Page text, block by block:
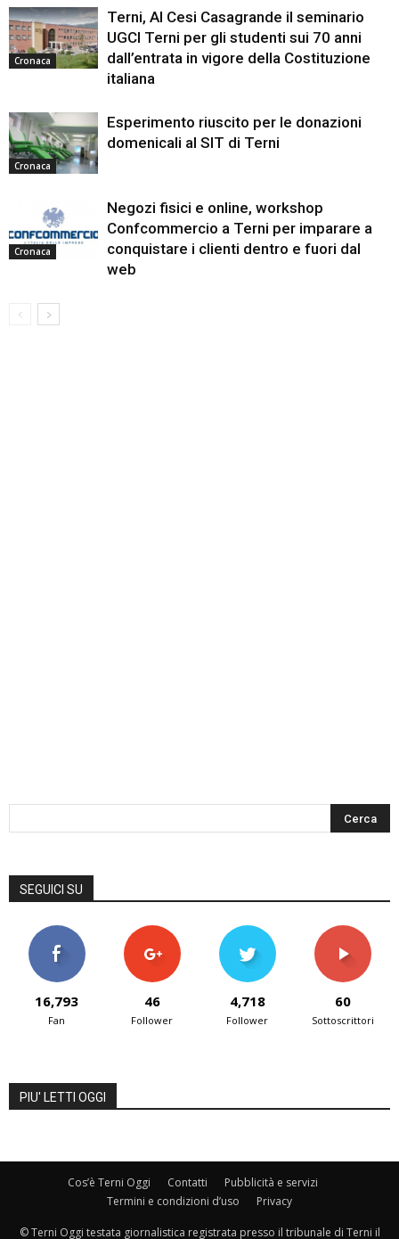
Cronaca
Terni, Al Cesi Casagrande il seminario
UGCI Terni per gli studenti sui 70 anni
dall’entrata in vigore della Costituzione
italiana
Cronaca
Esperimento riuscito per le donazioni
domenicali al SIT di Terni
Cronaca
Negozi fisici e online, workshop
Confcommercio a Terni per imparare a
conquistare i clienti dentro e fuori dal
web
SEGUICI SU
16,793
Fan
46
Follower
4,718
Follower
60
Sottoscrittori
PIU' LETTI OGGI
Cos’è Terni Oggi Contatti
Pubblicità e servizi
Termini e condizioni d’uso
Privacy
© Terni Oggi testata giornalistica registrata presso il tribunale di Terni il